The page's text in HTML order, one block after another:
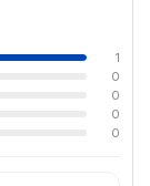
1
0
0
0
0